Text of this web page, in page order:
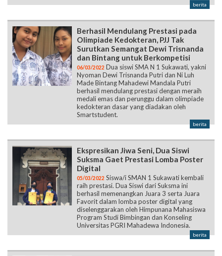
berita
Berhasil Mendulang Prestasi pada
Olimpiade Kedokteran, PJJ Tak
Surutkan Semangat Dewi Trisnanda
dan Bintang untuk Berkompetisi
06/03/2022 Dua siswi SMA N 1 Sukawati, yakni
Nyoman Dewi Trisnanda Putri dan Ni Luh
Made Bintang Mahadewi Mandala Putri
berhasil mendulang prestasi dengan meraih
medali emas dan perunggu dalam olimpiade
kedokteran dasar yang diadakan oleh
Smartstudent.
berita
Ekspresikan Jiwa Seni, Dua Siswi
Suksma Gaet Prestasi Lomba Poster
Digital
05/03/2022 Siswa/i SMAN 1 Sukawati kembali
raih prestasi. Dua Siswi dari Suksma ini
berhasil memenangkan Juara 3 serta Juara
Favorit dalam lomba poster digital yang
diselenggarakan oleh Himpunana Mahasiswa
Program Studi Bimbingan dan Konseling
Universitas PGRI Mahadewa Indonesia.
berita